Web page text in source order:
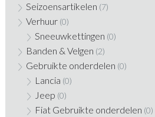
Seizoensartikelen (7)
Verhuur (0)
Sneeuwkettingen (0)
Banden & Velgen (2)
Gebruikte onderdelen (0)
Lancia (0)
Jeep (0)
Fiat Gebruikte onderdelen (0)